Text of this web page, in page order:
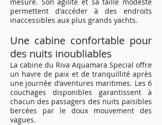
permettent d'accéder à des endroits
inaccessibles aux plus grands yachts.
Une cabine confortable pour
des nuits inoubliables
La cabine du Riva Aquamara Special offre
un havre de paix et de tranquillité après
une journée d'aventures maritimes. Les 6
couchages disponibles garantissent à
chacun des passagers des nuits paisibles
bercées par le doux mouvement des
vagues.